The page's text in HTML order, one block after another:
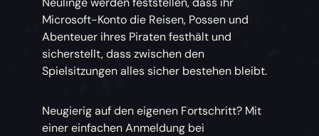
Microsoft-Konto die Reisen, Possen und
Abenteuer ihres Piraten festhält und
sicherstellt, dass zwischen den
Spielsitzungen alles sicher bestehen bleibt.
Neugierig auf den eigenen Fortschritt? Mit
einer einfachen Anmeldung bei